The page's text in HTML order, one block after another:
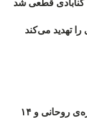
تهدید می‌کند
روند اعدام‌ها در ماه‌های مختلف ۲۰۱۸، دوره‌ی روحانی و ۱۴